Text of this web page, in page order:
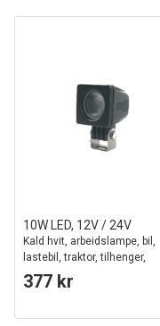
10W LED, 12V / 24V
Kald hvit, arbeidslampe, bil,
lastebil, traktor, tilhenger,
utrykningskjøretøy
377 kr